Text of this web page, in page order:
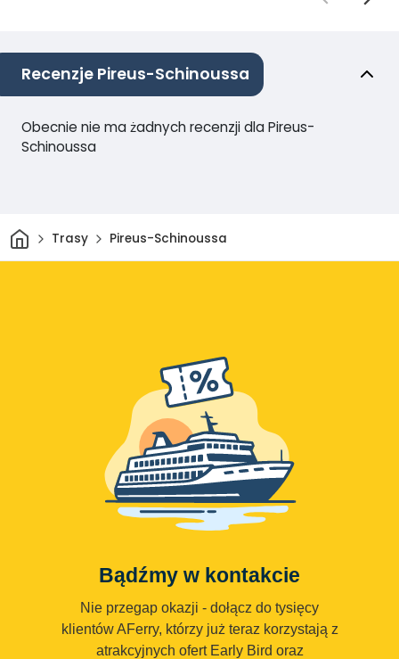
Recenzje Pireus-Schinoussa
Obecnie nie ma żadnych recenzji dla Pireus-
Schinoussa
DomTrasy Pireus-Schinoussa
Bądźmy w kontakcie
Nie przegap okazji - dołącz do tysięcy
klientów AFerry, którzy już teraz korzystają z
atrakcyjnych ofert Early Bird oraz